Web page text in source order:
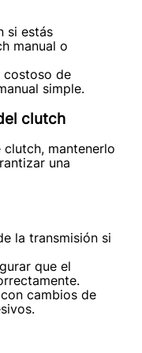
si estás
manual o
costoso de
simple.
clutch
mantenerlo
una
la transmisión si
que el
cambios de